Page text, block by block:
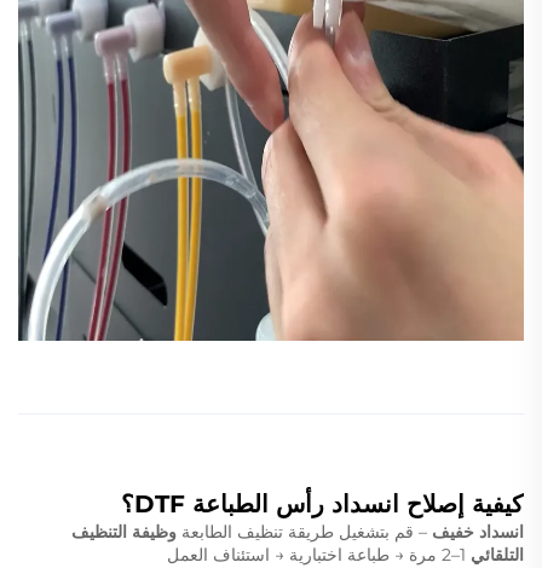
كيفية إصلاح انسداد رأس الطباعة DTF؟
انسداد خفيف – قم بتشغيل طريقة تنظيف الطابعة وظيفة التنظيف
التلقائي 1–2 مرة → طباعة اختبارية → استئناف العمل